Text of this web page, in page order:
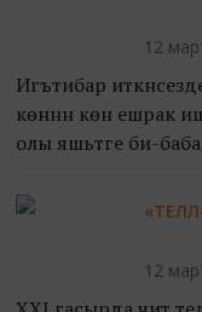
12
Игътибар
көннән көн ешрак
олы яшьтәге әби-
12